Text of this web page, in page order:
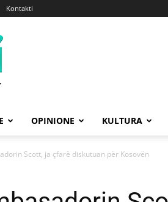
Kontakti
OPINIONE KULTURA
Scott, ja çfarë diskutuan për Kosovën